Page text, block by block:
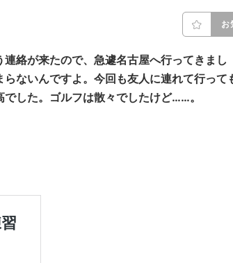
お
絡が来たので、急遽名古屋へ行ってきまし
ないんですよ。今回も友人に連れて行って
した。ゴルフは散々でしたけど……。